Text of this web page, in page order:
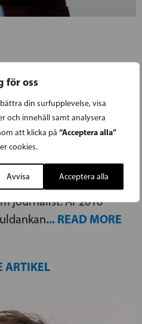
för oss
din surfupplevelse, visa
och innehåll samt analysera
att klicka på “Acceptera alla”
cookies.
Avvisa Acceptera alla
INTE RÅD ATT
ÄR VÄLVILLIGT
är verksamhets­ledare
Agenda. ­Till
kandidat, och
journalist. År 2016
... READ MORE
ARTIKEL